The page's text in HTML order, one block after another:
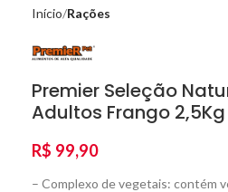
Início Rações
Premier Seleção
Adultos Frango 2,5Kg
R$ 99,90
– Complexo de vegetais: contém